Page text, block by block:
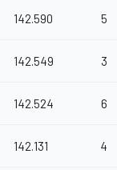
142.590 5
142.549 3
142.524 6
142.131 4